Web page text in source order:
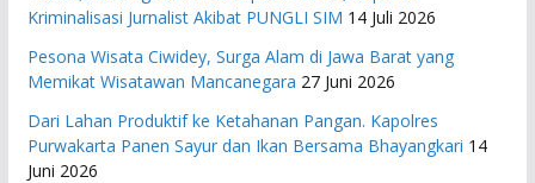
Kriminalisasi Jurnalist Akibat PUNGLI SIM 14 Juli 2026
Pesona Wisata Ciwidey, Surga Alam di Jawa Barat yang
Memikat Wisatawan Mancanegara 27 Juni 2026
Dari Lahan Produktif ke Ketahanan Pangan. Kapolres
Purwakarta Panen Sayur dan Ikan Bersama Bhayangkari 14
Juni 2026